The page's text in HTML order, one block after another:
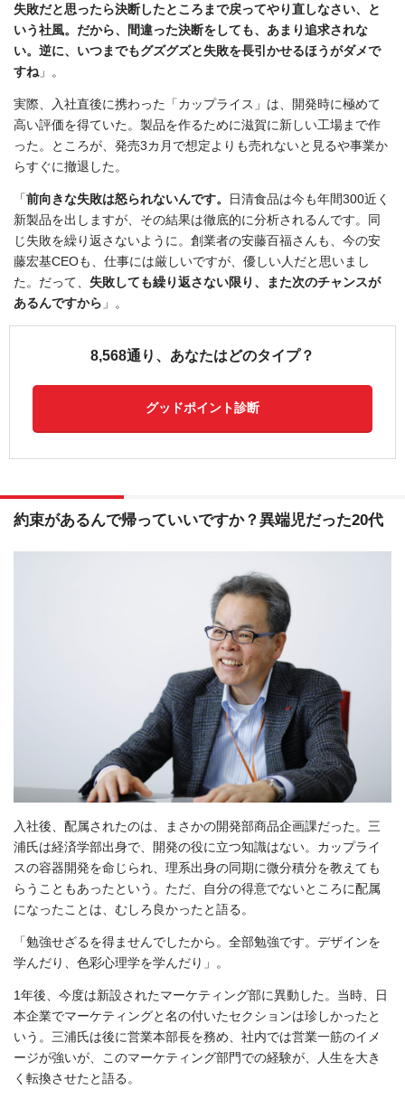
失敗だと思ったら決断したところまで戻ってやり直しなさい、と
いう社風。だから、間違った決断をしても、あまり追求されな
い。逆に、いつまでもグズグズと失敗を長引かせるほうがダメで
すね 」。
実際、入社直後に携わった「カップライス」は、開発時に極めて
高い評価を得ていた。製品を作るために滋賀に新しい工場まで作
った。ところが、発売3カ月で想定よりも売れないと見るや事業か
らすぐに撤退した。
「前向きな失敗は怒られないんです。
日清食品は今も年間300近く
新製品を出しますが、その結果は徹底的に分析されるんです。同
じ失敗を繰り返さないように。創業者の安藤百福さんも、今の安
藤宏基CEOも、仕事には厳しいですが、優しい人だと思いまし
た。だって、 失敗しても繰り返さない限り、また次のチャンスが
あるんですから 」。
8,568通り、あなたはどのタイプ？
グッドポイント診断
約束があるんで帰っていいですか？異端児だった20代
入社後、配属されたのは、まさかの開発部商品企画課だった。三
浦氏は経済学部出身で、開発の役に立つ知識はない。カップライ
スの容器開発を命じられ、理系出身の同期に微分積分を教えても
らうこともあったという。ただ、自分の得意でないところに配属
になったことは、むしろ良かったと語る。
「勉強せざるを得ませんでしたから。全部勉強です。デザインを
学んだり、色彩心理学を学んだり」。
1年後、今度は新設されたマーケティング部に異動した。当時、日
本企業でマーケティングと名の付いたセクションは珍しかったと
いう。三浦氏は後に営業本部長を務め、社内では営業一筋のイメ
ージが強いが、このマーケティング部門での経験が、人生を大き
く転換させたと語る。